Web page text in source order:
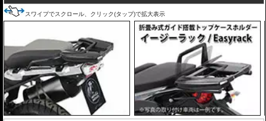
スワイプでスクロール、クリック(タップ)で拡大表示